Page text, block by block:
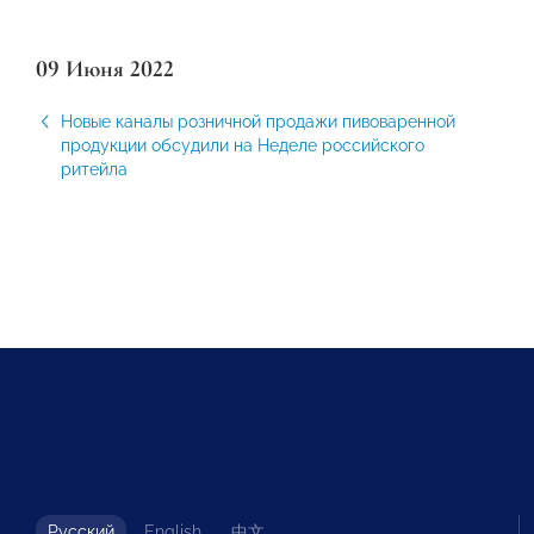
09 Июня 2022
Новые каналы розничной продажи пивоваренной
продукции обсудили на Неделе российского
ритейла